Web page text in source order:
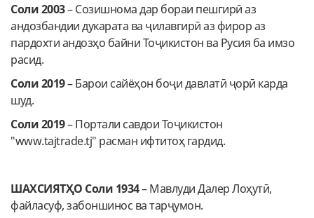
Соли 2003– Созишнома дар бораи пешгирӣ аз
андозбандии дукарата ва ҷилавгирӣ аз фирор аз
пардохти андозҳо байни Тоҷикистон ва Русия ба имзо
расид.
Соли 2019– Барои сайёҳон боҷи давлатӣ ҷорӣ карда
шуд.
Соли 2019– Портали савдои Тоҷикистон
"www.tajtrаde.tj" расман ифтитоҳ гардид.
ШАХСИЯТҲО Соли 1934– Мавлуди Далер Лоҳутӣ,
файласуф, забоншинос ва тарҷумон.